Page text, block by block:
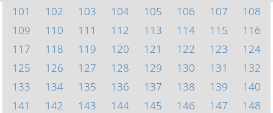
101
102 103 104 105 106 107
108
109
110 111 112 113 114 115
116
117
118 119 120 121 122 123
124
125
126 127 128 129 130 131
132
133
134 135 136 137 138 139
140
141
142 143 144 145 146 147
148